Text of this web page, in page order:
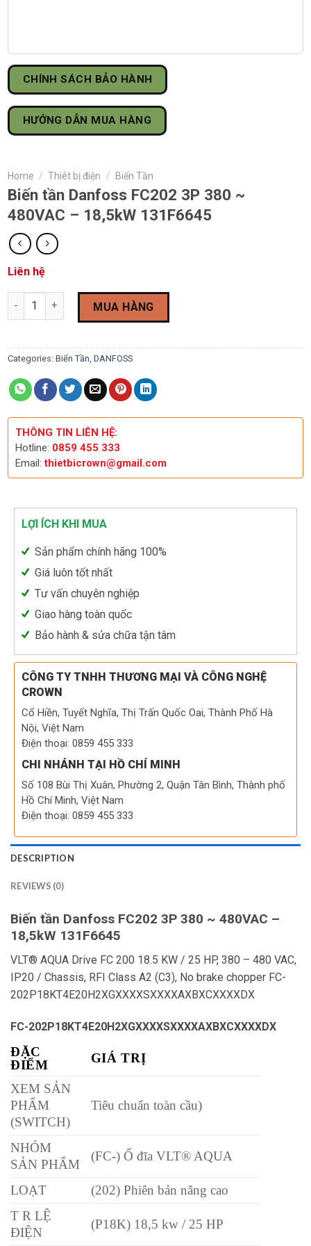
CHÍNH SÁCH BẢO HÀNH
HƯỚNG DẪN MUA HÀNG
Home / Thiêt bị điện / Biến Tần
Biến tần Danfoss FC202 3P 380 ~
480VAC – 18,5kW 131F6645
Liên hệ
Biến tần Danfoss FC202 3P 380 ~ 480VAC – 18,5kW 131F6645
MUA HÀNG
Categories: Biến Tần, DANFOSS
THÔNG TIN LIÊN HỆ:
Hotline: 0859 455 333
Email:thietbicrown@gmail.com
LỢI ÍCH KHI MUA
Sản phẩm chính hãng 100%
Giá luôn tốt nhất
Tư vấn chuyên nghiệp
Giao hàng toàn quốc
Bảo hành & sửa chữa tận tâm
CÔNG TY TNHH THƯƠNG MẠI VÀ CÔNG NGHỆ
CROWN
Cổ Hiền, Tuyết Nghĩa, Thị Trấn Quốc Oai, Thành Phố Hà
Nội, Việt Nam
Điện thoại: 0859 455 333
CHI NHÁNH TẠI HỒ CHÍ MINH
Số 108 Bùi Thị Xuân, Phường 2, Quận Tân Bình, Thành phố
Hồ Chí Minh, Việt Nam
Điện thoại: 0859 455 333
DESCRIPTION
REVIEWS (0)
Biến tần Danfoss FC202 3P 380 ~ 480VAC –
18,5kW 131F6645
VLT® AQUA Drive FC 200 18.5 KW / 25 HP, 380 – 480 VAC,
IP20 / Chassis, RFI Class A2 (C3), No brake chopper FC-
202P18KT4E20H2XGXXXXSXXXXAXBXCXXXXDX
FC-202P18KT4E20H2XGXXXXSXXXXAXBXCXXXXDX
ĐẶC
ĐIỂM
GIÁ TRỊ
XEM SẢN
PHẨM
(SWITCH)
Tiêu chuẩn toàn cầu)
NHÓM
SẢN PHẨM
(FC-) Ổ đĩa VLT® AQUA
LOẠT
(202) Phiên bản nâng cao
T R LỆ
ĐIỆN
(P18K) 18,5 kw / 25 HP